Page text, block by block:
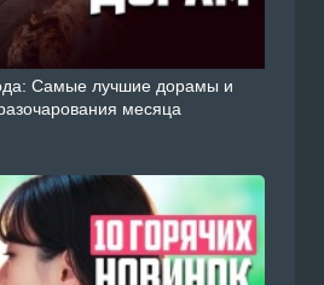
Самые лучшие дорамы и
месяца